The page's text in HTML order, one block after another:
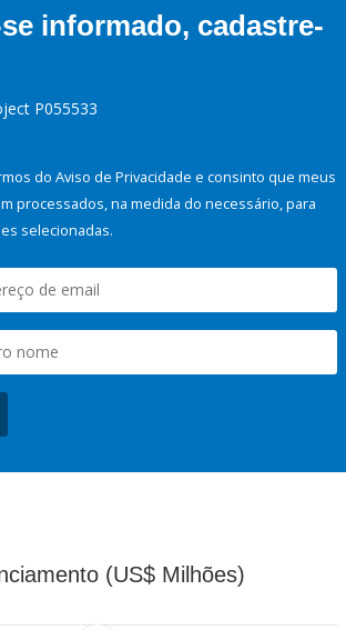
informado, cadastre-
P055533
do Aviso de Privacidade e consinto que meus
processados, na medida do necessário, para
selecionadas.
(US$ Milhões)